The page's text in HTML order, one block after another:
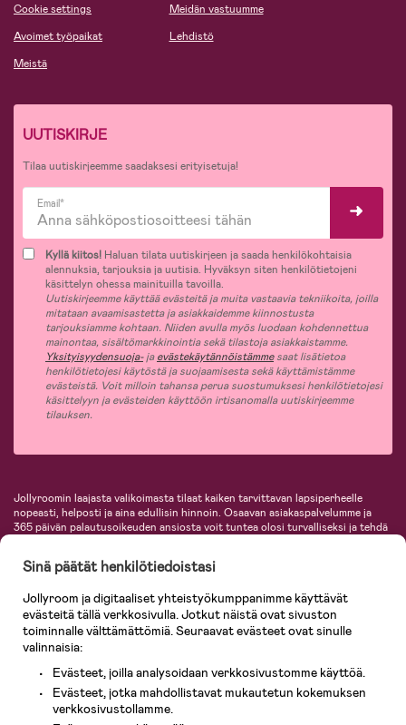
Cookie settings
Avoimet työpaikat
Meistä
Meidän vastuumme
Lehdistö
UUTISKIRJE
Tilaa uutiskirjeemme saadaksesi erityisetuja!
Email*
Kyllä kiitos! Haluan tilata uutiskirjeen ja saada henkilökohtaisia
alennuksia, tarjouksia ja uutisia. Hyväksyn siten henkilötietojeni
käsittelyn ohessa mainituilla tavoilla.
Uutiskirjeemme käyttää evästeitä ja muita vastaavia tekniikoita, joilla
mitataan avaamisastetta ja asiakkaidemme kiinnostusta
tarjouksiamme kohtaan. Niiden avulla myös luodaan kohdennettua
mainontaa, sisältömarkkinointia sekä tilastoja asiakkaistamme.
Yksityisyydensuoja-jaevästekäytännöistämmesaat lisätietoa
henkilötietojesi käytöstä ja suojaamisesta sekä käyttämistämme
evästeistä. Voit milloin tahansa perua suostumuksesi henkilötietojesi
käsittelyyn ja evästeiden käyttöön irtisanomalla uutiskirjeemme
tilauksen.
Jollyroomin laajasta valikoimasta tilaat kaiken tarvittavan lapsiperheelle
nopeasti, helposti ja aina edullisin hinnoin. Osaavan asiakaspalvelumme ja
365 päivän palautusoikeuden ansiosta voit tuntea olosi turvalliseksi ja tehdä
lastentarvikkeita sekä paljon muuta. Meiltä löydät lukuisia tunnettuja
KidKraft, Ergobaby, Philips Avent, Neonate, Cybex, LEGO ja monia muita!
Tervetuloa shoppailemaan Pohjoismaiden suurimpaan lastentarvikkeiden
verkkokauppaan!
Sinä päätät henkilötiedoistasi
Jollyroom ja digitaaliset yhteistyökumppanimme käyttävät
evästeitä tällä verkkosivulla. Jotkut näistä ovat sivuston
toiminnalle välttämättömiä. Seuraavat evästeet ovat sinulle
valinnaisia:
Evästeet, joilla analysoidaan verkkosivustomme käyttöä.
Evästeet, jotka mahdollistavat mukautetun kokemuksen
verkkosivustollamme.